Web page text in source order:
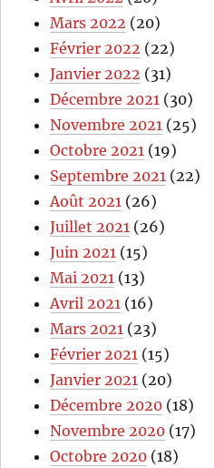
Mars 2022 (20)
Février 2022 (22)
Janvier 2022 (31)
Décembre 2021 (30)
Novembre 2021 (25)
Octobre 2021 (19)
Septembre 2021 (22)
Août 2021 (26)
Juillet 2021 (26)
Juin 2021 (15)
Mai 2021 (13)
Avril 2021 (16)
Mars 2021 (23)
Février 2021 (15)
Janvier 2021 (20)
Décembre 2020 (18)
Novembre 2020 (17)
Octobre 2020 (18)